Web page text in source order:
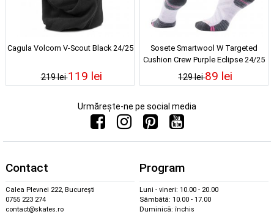
Cagula Volcom V-Scout Black 24/25
219 lei119 lei
Sosete Smartwool W Targeted
Cushion Crew Purple Eclipse 24/25
129 lei89 lei
Urmărește-ne pe social media
Contact
Calea Plevnei 222, București
0755 223 274
contact@skates.ro
Program
Luni - vineri: 10.00 - 20.00
Sâmbătă: 10.00 - 17.00
Duminică: închis